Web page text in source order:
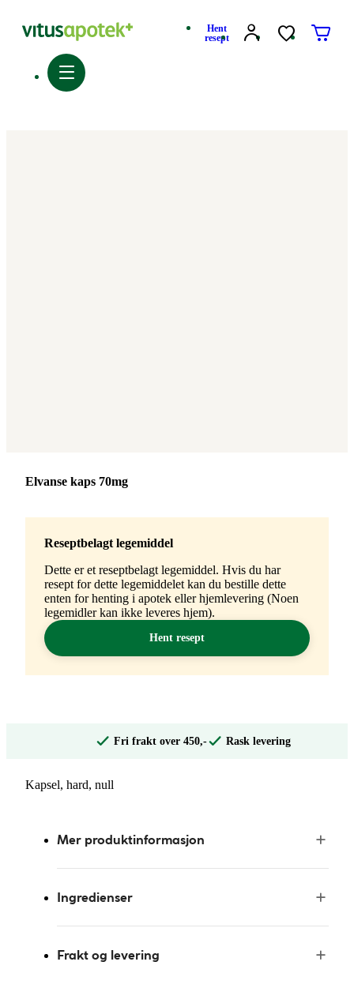
Hent
resept
Merke:
Elvanse kaps 70mg
Reseptbelagt legemiddel
Dette er et reseptbelagt legemiddel. Hvis du har
resept for dette legemiddelet kan du bestille dette
enten for henting i apotek eller hjemlevering (Noen
legemidler kan ikke leveres hjem).
Hent resept
Fri frakt over 450,- Rask levering
Kapsel, hard, null
Mer produktinformasjon
Ingredienser
Frakt og levering